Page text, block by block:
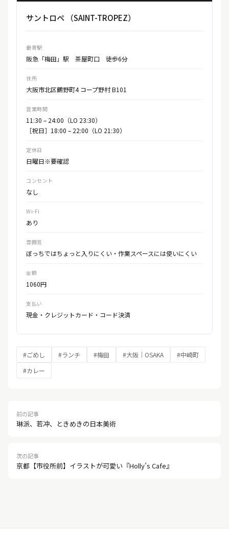
サントロペ （SAINT-TROPEZ）
最寄駅
阪急「梅田」駅 茶屋町口 徒歩6分
住所
大阪市北区鶴野町4 コープ野村 B101
営業時間
11:30 – 24:00（LO 23:30）
［祝日］18:00 – 22:00（LO 21:30）
定休日
日曜日※要確認
コンセント
なし
Wi-Fi
あり
雰囲気
ぼっちではちょっと入りにくい・作業スペースには使いにくい
金額
1060円
支払い
現金・クレジットカード・コード決済
#ごめし #ランチ #梅田 #大阪｜OSAKA
#中崎町
#カレー
前の記事
琳派、若冲、ときめきの日本美術
次の記事
京都【市役所前】イラストが可愛い『Holly’s Cafe』